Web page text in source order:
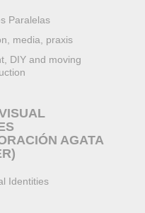
Paralelas
media, praxis
DIY and moving
AGATA
Identities